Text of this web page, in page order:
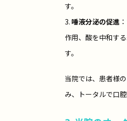
す。
3. 唾液分泌の促進
作用、酸を中和す
す。
当院では、患者様
み、トータルで口